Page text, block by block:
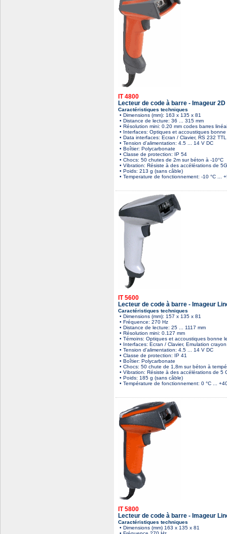
IT 4800
Lecteur de code à barre - Imageur
Caractéristiques techniques
• Dimensions (mm): 163 x 135 x 81
• Distance de lecture: 36 ... 315 mm
• Résolution mini: 0.20 mm codes barres
• Interfaces: Optiques et accoustiques bonne
• Data interfaces: Ecran / Clavier, RS 232
• Tension d'alimentation: 4.5 ... 14 V DC
• Boîtier: Polycarbonate
• Classe de protection: IP 54
• Chocs: 50 chutes de 2m sur béton à -10°C
• Vibration: Résiste à des accélérations de
• Poids: 213 g (sans câble)
• Temperature de fonctionnement: -10 °C ...
IT 5600
Lecteur de code à barre - Imageur
Caractéristiques techniques
• Dimensions (mm): 157 x 135 x 81
• Fréquence: 270 Hz
• Distance de lecture: 25 ... 1117 mm
• Résolution mini: 0.127 mm
• Témoins: Optiques et accoustiques bonne
• Interfaces: Ecran / Clavier, Emulation
• Tension d'alimentation: 4.5 ... 14 V DC
• Classe de protection: IP 41
• Boîtier: Polycarbonate
• Chocs: 50 chute de 1,8m sur béton à
• Vibration: Résiste à des accélérations de
• Poids: 185 g (sans câble)
• Température de fonctionnement: 0 °C ...
IT 5800
Lecteur de code à barre - Imageur
Caractéristiques techniques
• Dimensions (mm) 163 x 135 x 81